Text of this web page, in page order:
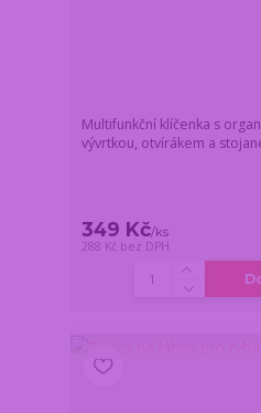
Multifunkční klíčenka s
vývrtkou, otvírákem a
349 Kč/ks
288 Kč bez DPH